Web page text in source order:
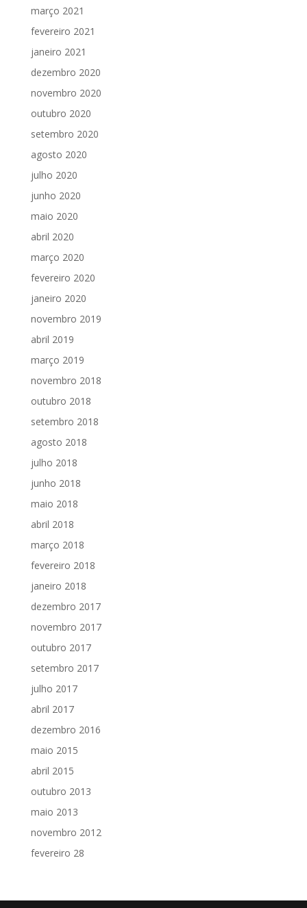
março 2021
fevereiro 2021
janeiro 2021
dezembro 2020
novembro 2020
outubro 2020
setembro 2020
agosto 2020
julho 2020
junho 2020
maio 2020
abril 2020
março 2020
fevereiro 2020
janeiro 2020
novembro 2019
abril 2019
março 2019
novembro 2018
outubro 2018
setembro 2018
agosto 2018
julho 2018
junho 2018
maio 2018
abril 2018
março 2018
fevereiro 2018
janeiro 2018
dezembro 2017
novembro 2017
outubro 2017
setembro 2017
julho 2017
abril 2017
dezembro 2016
maio 2015
abril 2015
outubro 2013
maio 2013
novembro 2012
fevereiro 28